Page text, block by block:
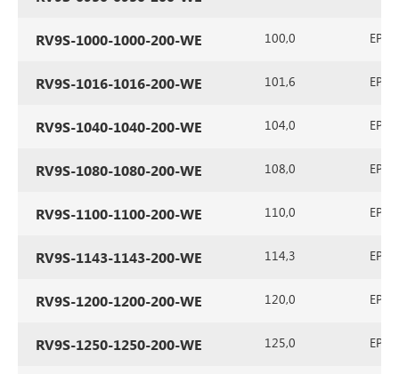
RV9S-1000-1000-200-WE 100,0
RV9S-1016-1016-200-WE 101,6
RV9S-1040-1040-200-WE 104,0
RV9S-1080-1080-200-WE 108,0
RV9S-1100-1100-200-WE 110,0
RV9S-1143-1143-200-WE 114,3
RV9S-1200-1200-200-WE 120,0
RV9S-1250-1250-200-WE 125,0